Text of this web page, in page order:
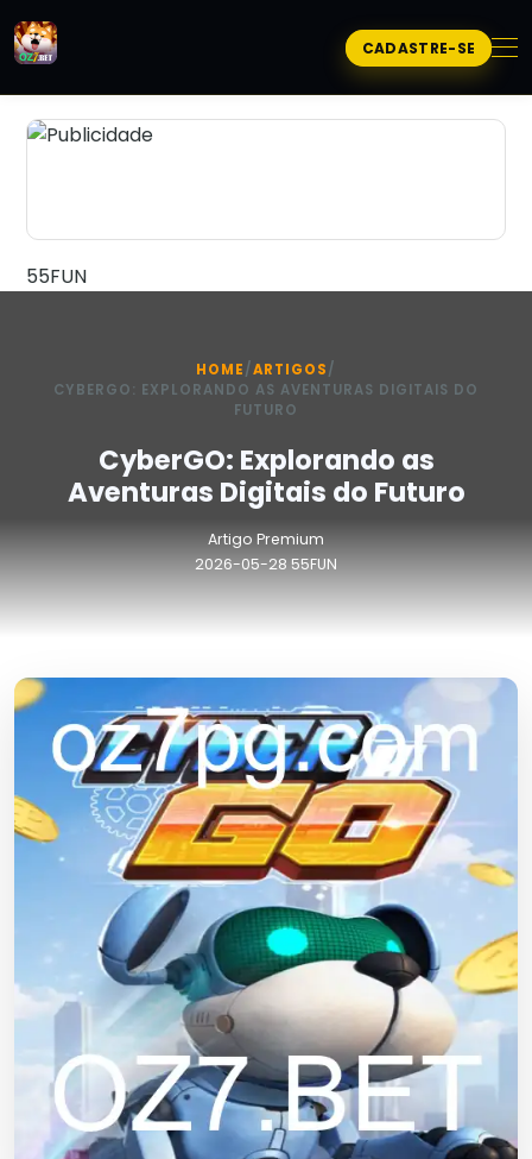
CADASTRE-SE
55FUN
HOME/ARTIGOS/
CYBERGO: EXPLORANDO AS AVENTURAS DIGITAIS DO
FUTURO
CyberGO: Explorando as
Aventuras Digitais do Futuro
Artigo Premium
2026-05-28 55FUN